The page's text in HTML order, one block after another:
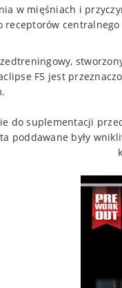
w mięśniach i
centralnego
F5 jest
do suplementacji
poddawane były